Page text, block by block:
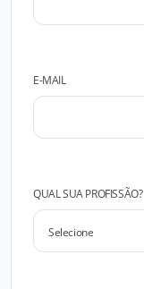
E-MAIL
QUAL SUA PROFISSÃO?